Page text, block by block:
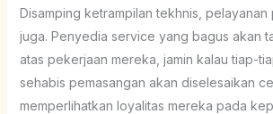
Disamping ketrampilan tekhnis, pelayanan
juga. Penyedia service yang bagus akan
atas pekerjaan mereka, jamin kalau tiap-
sehabis pemasangan akan diselesaikan
memperlihatkan loyalitas mereka pada